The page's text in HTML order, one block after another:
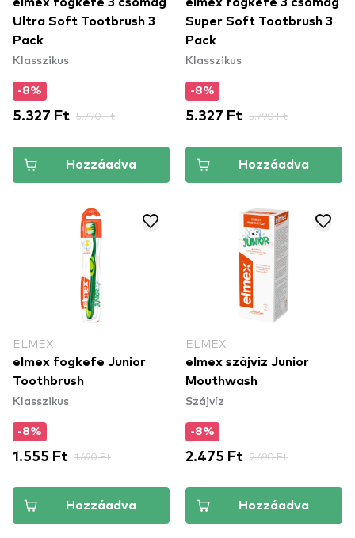
Ultra Soft Tootbrush 3
Pack
Klasszikus
-8%
5.327 Ft 5.790 Ft
Hozzáadva
Super Soft Tootbrush 3
Pack
Klasszikus
-8%
5.327 Ft 5.790 Ft
Hozzáadva
ELMEX
elmex fogkefe Junior
Toothbrush
Klasszikus
-8%
1.555 Ft 1.690 Ft
Hozzáadva
ELMEX
elmex szájvíz Junior
Mouthwash
Szájvíz
-8%
2.475 Ft 2.690 Ft
Hozzáadva